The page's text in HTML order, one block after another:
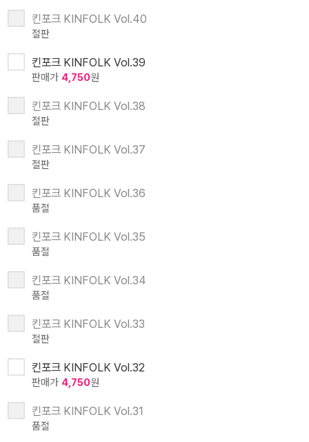
킨포크 KINFOLK Vol.40
절판
킨포크 KINFOLK Vol.39
판매가 4,750원
킨포크 KINFOLK Vol.38
절판
킨포크 KINFOLK Vol.37
절판
킨포크 KINFOLK Vol.36
품절
킨포크 KINFOLK Vol.35
품절
킨포크 KINFOLK Vol.34
품절
킨포크 KINFOLK Vol.33
절판
킨포크 KINFOLK Vol.32
판매가 4,750원
킨포크 KINFOLK Vol.31
품절